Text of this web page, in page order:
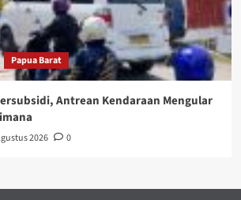
Papua Barat
Antrean Kendaraan Mengular
2026 0